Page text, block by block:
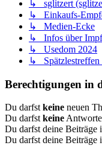
↳ sglitzert
↳ Einkaufs-
↳ Medien-Ecke
↳ Infos über
↳ Usedom 2024
↳ Spätzlestreffen
Berechtigungen in
Du darfst keine neuen
Du darfst keine
Du darfst deine Beiträge
Du darfst deine Beiträge